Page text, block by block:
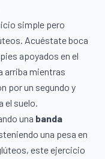
simple pero
Acuéstate boca
apoyados en el
arriba mientras
por un segundo y
el suelo.
una banda
una pesa en
este ejercicio